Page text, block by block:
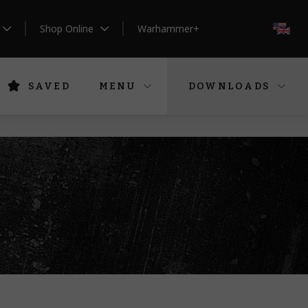
Shop Online Warhammer+
SAVED MENU DOWNLOADS